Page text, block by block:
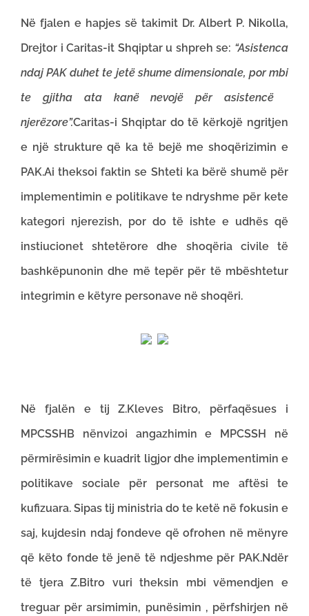
Në fjalen e hapjes së takimit Dr. Albert P. Nikolla,
Drejtor i Caritas-it Shqiptar u shpreh se: “Asistenca
ndaj PAK duhet te jetë shume dimensionale, por mbi
te gjitha ata kanë nevojë për asistencë
njerëzore”.Caritas-i Shqiptar do të kërkojë ngritjen
e një strukture që ka të bejë me shoqërizimin e
PAK.Ai theksoi faktin se Shteti ka bërë shumë për
implementimin e politikave te ndryshme për kete
kategori njerezish, por do të ishte e udhës që
instiucionet shtetërore dhe shoqëria civile të
bashkëpunonin dhe më tepër për të mbështetur
integrimin e këtyre personave në shoqëri.
Në fjalën e tij Z.Kleves Bitro, përfaqësues i
MPCSSHB nënvizoi angazhimin e MPCSSH në
përmirësimin e kuadrit ligjor dhe implementimin e
politikave sociale për personat me aftësi te
kufizuara. Sipas tij ministria do te ketë në fokusin e
saj, kujdesin ndaj fondeve që ofrohen në mënyre
që këto fonde të jenë të ndjeshme për PAK.Ndër
të tjera Z.Bitro vuri theksin mbi vëmendjen e
treguar për arsimimin, punësimin , përfshirjen në